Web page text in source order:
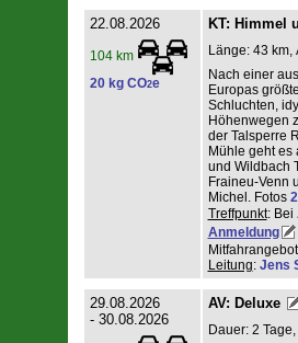
22.08.2026
104 km
20 kg CO2e
KT: Himmel
Länge: 43 km,
Nach einer
Europas
Schluchten,
Höhenwegen
der Talsperre
Mühle geht es
und Wildbach
Fraineu-Venn
Michel. Fotos
Treffpunkt: Bei
Anmeldung
Leitung: Jens
29.08.2026
- 30.08.2026
AV: Deluxe
Dauer: 2